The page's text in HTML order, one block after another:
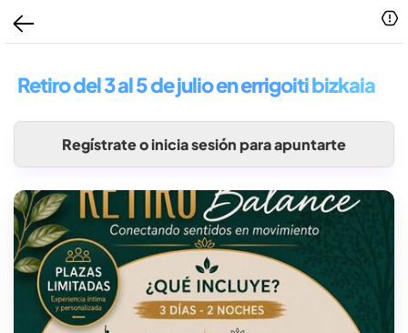
Retiro del 3 al 5 de julio en errigoiti bizkaia
Regístrate o inicia sesión para apuntarte